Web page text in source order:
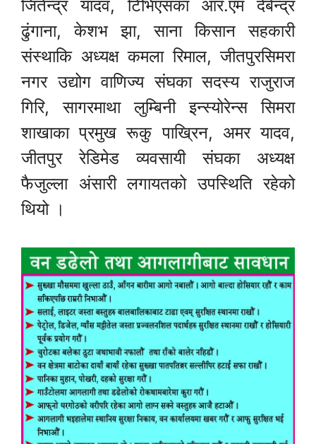
जितेन्द्र यादव, टिभिएसका आर.एम देबेन्द्र
ढुंगाना, केशभ झा, साना किसान सहकारी
संस्थाकि अध्यक्ष कमला रिमाल, जीतपुरसिमरा
नगर उद्योग वाणिज्य संघका सदस्य राजुराज
गिरि, सागरमाथा लुम्बिनी इन्स्योरेन्स सिमरा
शाखाका प्रमुख रूकु पाख्रिन, अमर यादव,
जीतपुर रेडिमेड व्यवसायी संघका अध्यक्ष
फैजुल्ला अंसारी लगायतको उपस्थिति रहेको
थियो ।